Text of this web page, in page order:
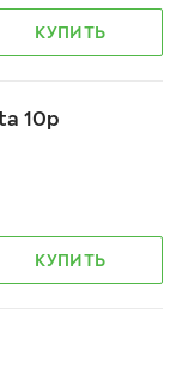
КУПИТЬ
10p
КУПИТЬ